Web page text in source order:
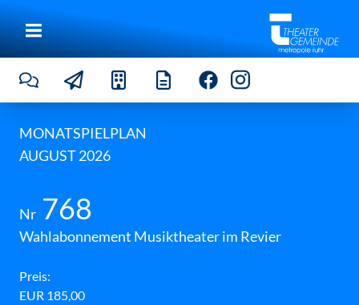
MONATSPIELPLAN
AUGUST 2026
Nr 768
Wahlabonnement Musiktheater im Revier
Preis:
EUR 185,00
e